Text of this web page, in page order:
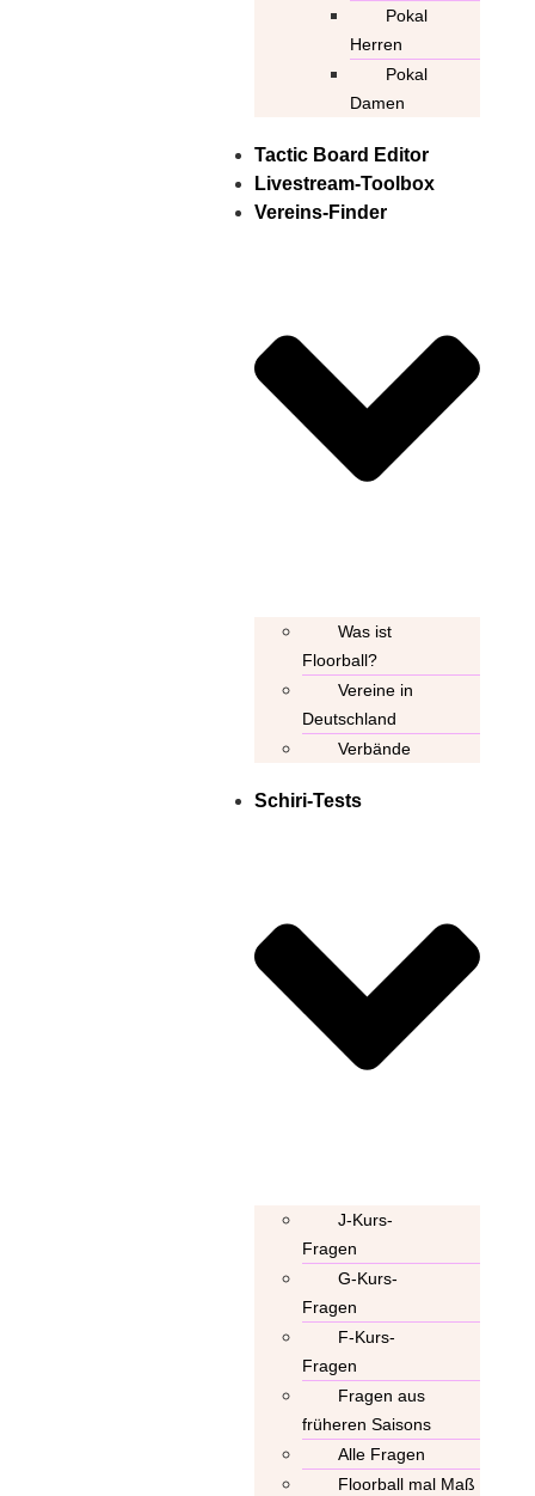
Pokal
Herren
Pokal
Damen
Tactic Board Editor
Livestream-Toolbox
Vereins-Finder
Was ist
Floorball?
Vereine in
Deutschland
Verbände
Schiri-Tests
J-Kurs-
Fragen
G-Kurs-
Fragen
F-Kurs-
Fragen
Fragen aus
früheren Saisons
Alle Fragen
Floorball mal Maß